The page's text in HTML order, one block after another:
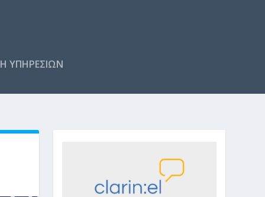
ΥΠΗΡΕΣΙΩΝ